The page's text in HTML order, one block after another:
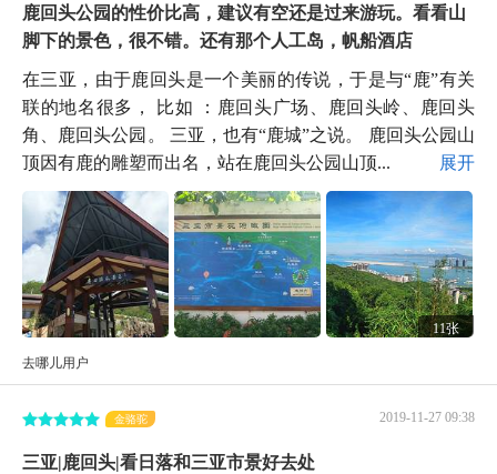
鹿回头公园的性价比高，建议有空还是过来游玩。看看山
脚下的景色，很不错。还有那个人工岛，帆船酒店
在三亚，由于鹿回头是一个美丽的传说，于是与“鹿”有关
联的地名很多， 比如 ：鹿回头广场、鹿回头岭、鹿回头
角、鹿回头公园。 三亚，也有“鹿城”之说。 鹿回头公园山
顶因有鹿的雕塑而出名，站在鹿回头公园山顶...
展开
11张
去哪儿用户
2019-11-27 09:38
金骆驼
三亚|鹿回头|看日落和三亚市景好去处